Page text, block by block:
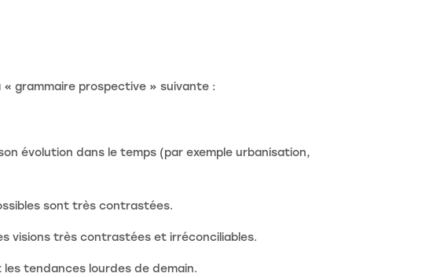
grammaire prospective » suivante :
évolution dans le temps (par exemple urbanisation,
sont très contrastées.
visions très contrastées et irréconciliables.
tendances lourdes de demain.